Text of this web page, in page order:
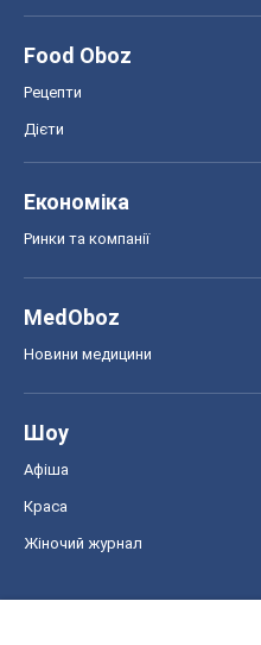
Food Oboz
Рецепти
Дієти
Економіка
Ринки та компанії
MedOboz
Новини медицини
Шоу
Афіша
Краса
Жіночий журнал